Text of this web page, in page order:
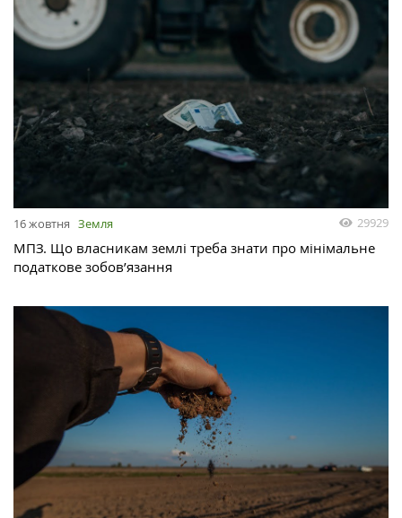
16 жовтня Земля 29929
МПЗ. Що власникам землі треба знати про мінімальне
податкове зобов’язання